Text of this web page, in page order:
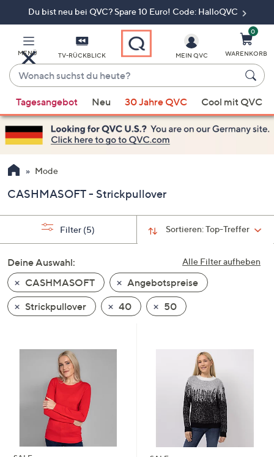
Du bist neu bei QVC? Spare 10 Euro! Code: HalloQVC
MENÜ TV-RÜCKBLICK
Wonach
suchst
du
heute?
Vorschläge
verfügbar
sind,
verwenden
Sie
Pfeiltasten
nach
und
nach
unten
oder
wischen
Sie
diese
MEIN QVC
0
WARENKORB
Tagesangebot Neu 30 Jahre QVC Cool mit QVC
Mode
CASHMASOFT - Strickpullover
Sortieren:Top-Treffer
Filter (5)
Alle Filter aufheben
Deine Auswahl:
CASHMASOFT
Angebotspreise
Strickpullover
40 50